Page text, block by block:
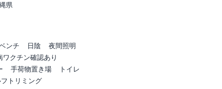
県
ンチ 日陰
夜間照明
ワクチン確認あり
手荷物置き場
トイレ
トリミング